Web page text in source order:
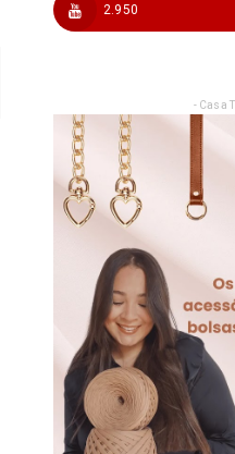
2.950
- Casa